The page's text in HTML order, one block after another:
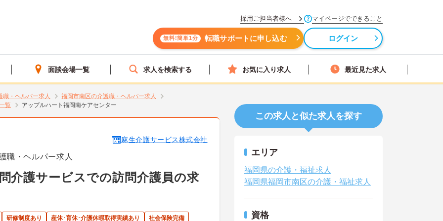
採用ご担当者様へ マイページでできること
無料!簡単1分 転職サポートに申し込む ログイン
面談会場一覧 求人を検索する お気に入り求人 最近見た求人
職・ヘルパー求人
福岡市南区の介護職・ヘルパー求人
覧
アップルハート福岡南ケアセンター
麻生介護サービス株式会社
職・ヘルパー求人
介護サービスでの訪問介護員の求
研修制度あり 産休･育休･介護休暇取得実績あり 社会保険完備
この求人と似た求人を探す
エリア
福岡県の介護・福祉求人
福岡県福岡市南区の介護・福祉求人
資格